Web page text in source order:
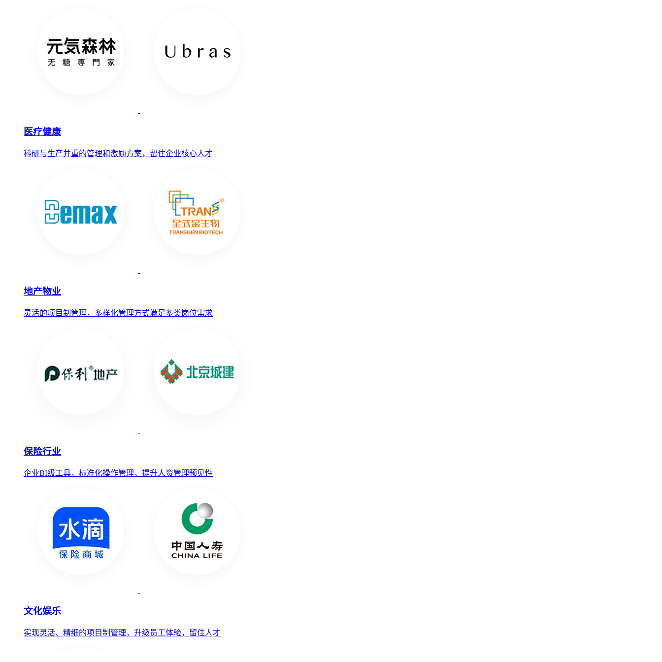
医疗健康
科研与生产并重的管理和激励方案，留住企业核心人才
地产物业
灵活的项目制管理，多样化管理方式满足多类岗位需求
保险行业
企业BI级工具，标准化操作管理，提升人资管理预见性
文化娱乐
实现灵活、精细的项目制管理，升级员工体验，留住人才